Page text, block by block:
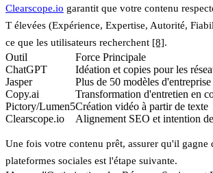
Clearscope.io garantit que votre contenu
T élevées (Expérience, Expertise, Autorité,
ce que les utilisateurs recherchent [8].
Outil Force Principale
ChatGPT
Idéation et copies pour les
Jasper
Plus de 50 modèles d'entreprise
Copy.ai
Transformation d'entretien en
Pictory/Lumen5Création vidéo à partir de texte
Clearscope.io
Alignement SEO et intention
Une fois votre contenu prêt, assurer qu'il gagne
plateformes sociales est l'étape suivante.